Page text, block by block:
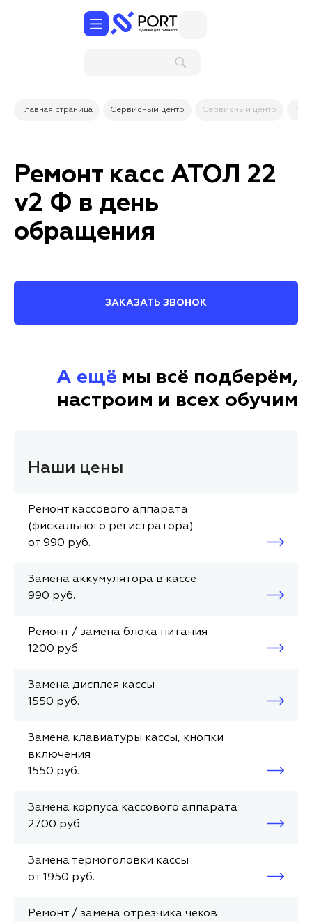
Главная страница Сервисный центр Сервисный центр
Ремонт касс АТОЛ 22
v2 Ф в день
обращения
ЗАКАЗАТЬ ЗВОНОК
А ещё мы всё подберём,
настроим и всех обучим
Наши цены
Ремонт кассового аппарата
(фискального регистратора)
от 990 руб.
Замена аккумулятора в кассе
990 руб.
Ремонт / замена блока питания
1200 руб.
Замена дисплея кассы
1550 руб.
Замена клавиатуры кассы, кнопки
включения
1550 руб.
Замена корпуса кассового аппарата
2700 руб.
Замена термоголовки кассы
от 1950 руб.
Ремонт / замена отрезчика чеков